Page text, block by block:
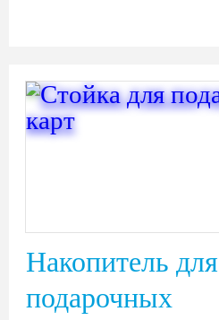
Накопитель для
подарочных